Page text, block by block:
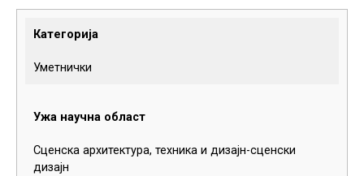
Категорија
Уметнички
Ужа научна област
Сценска архитектура, техника и дизајн-сценски
дизајн